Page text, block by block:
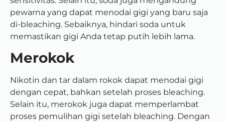
pewarna yang dapat menodai gigi yang baru saja
di-bleaching. Sebaiknya, hindari soda untuk
memastikan gigi Anda tetap putih lebih lama.
Merokok
Nikotin dan tar dalam rokok dapat menodai gigi
dengan cepat, bahkan setelah proses bleaching.
Selain itu, merokok juga dapat memperlambat
proses pemulihan gigi setelah bleaching. Dengan